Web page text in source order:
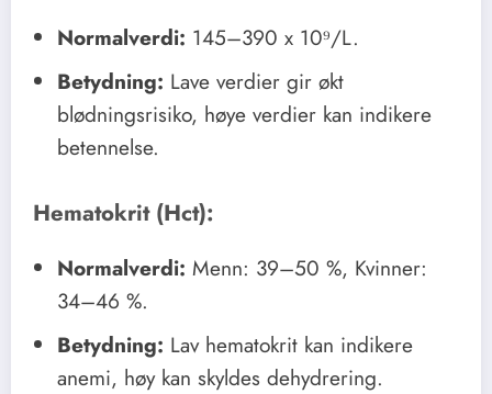
Normalverdi: 145–390 x 10⁹/L.
Betydning: Lave verdier gir økt
blødningsrisiko, høye verdier kan indikere
betennelse.
Hematokrit (Hct):
Normalverdi: Menn: 39–50 %, Kvinner:
34–46 %.
Betydning: Lav hematokrit kan indikere
anemi, høy kan skyldes dehydrering.